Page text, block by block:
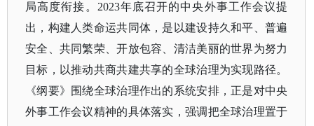
局高度衔接。 2023年底召开的中央外事工作会议提
出，构建人类命运共同体，是以建设持久和平、普遍
安全、共同繁荣、开放包容、清洁美丽的世界为努力
目标，以推动共商共建共享的全球治理为实现路径。
《纲要》围绕全球治理作出的系统安排，正是对中央
外事工作会议精神的具体落实，强调把全球治理置于